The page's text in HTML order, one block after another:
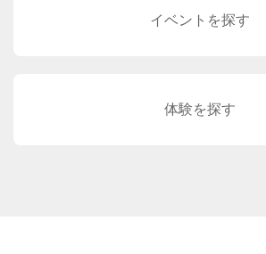
イベントを探す
体験を探す